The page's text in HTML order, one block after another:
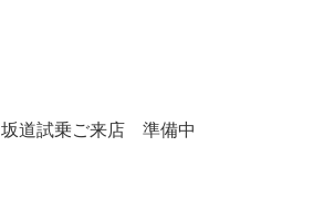
坂道試乗ご来店 準備中